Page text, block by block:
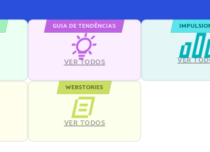
GUIA DE TENDÊNCIAS
VER TODOS VER
WEBSTORIES
VER TODOS